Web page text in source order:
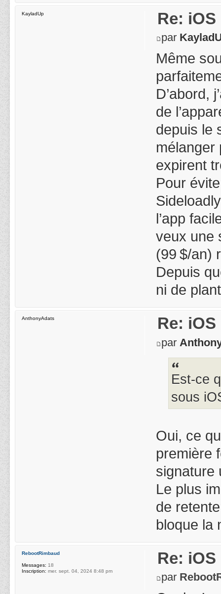
Re:
par
Même
D’abord,
de
depuis le
mélanger
expirent
Pour
l’app
veux une
(99 $/an)
Depuis
ni de
KayladUp
Re:
par
Est-ce
sous
Oui, ce
première
signature
Le plus
de
bloque la
AnthonyAdats
Re:
par
RebootRimbaud
Messages: 18
Inscription: mer. sept. 04, 2024 8:48 pm